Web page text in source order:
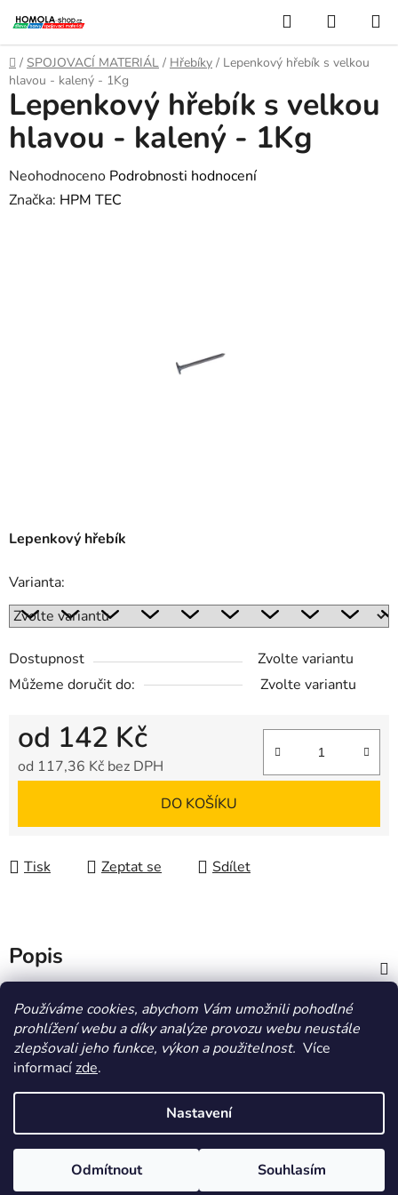
Používáme cookies, abychom Vám umožnili pohodlné
prohlížení webu a díky analýze provozu webu neustále
zlepšovali jeho funkce, výkon a použitelnost. Více
informacízde.
Nastavení
Odmítnout Souhlasím
na
obsah
Hledat
KOŠÍK
Domů
/ SPOJOVACÍ MATERIÁL / Hřebíky / Lepenkový hřebík s velkou
hlavou - kalený - 1Kg
Lepenkový hřebík
Varianta:
Dostupnost
Zvolte variantu
Můžeme doručit do:
Zvolte variantu
od 142 Kč
od 117,36 Kč bez DPH
DO KOŠÍKU
Tisk Zeptat se Sdílet
Lepenkový hřebík s velkou
hlavou - kalený - 1Kg
Průměrné
hodnocení
Neohodnoceno Podrobnosti hodnocení
Značka: HPM TEC
Popis
Diskuze
HOMOLA-shop.cz ZDE NAJDETE VÝDEJNÍ MÍSTO
Vytvořil Shoptet
Copyright 2026
. Všechna práva